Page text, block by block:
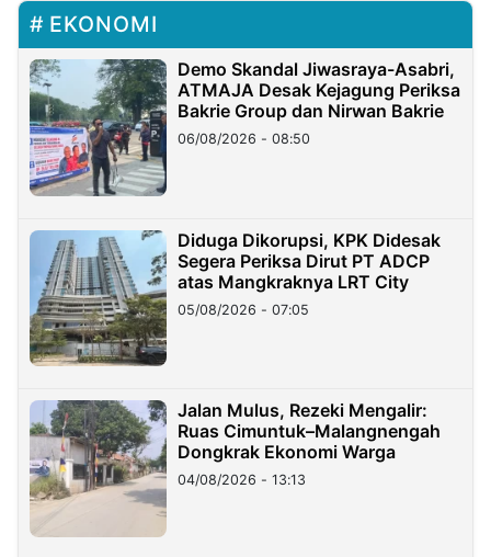
EKONOMI
Demo Skandal Jiwasraya-Asabri,
ATMAJA Desak Kejagung Periksa
Bakrie Group dan Nirwan Bakrie
06/08/2026 - 08:50
Diduga Dikorupsi, KPK Didesak
Segera Periksa Dirut PT ADCP
atas Mangkraknya LRT City
05/08/2026 - 07:05
Jalan Mulus, Rezeki Mengalir:
Ruas Cimuntuk–Malangnengah
Dongkrak Ekonomi Warga
04/08/2026 - 13:13